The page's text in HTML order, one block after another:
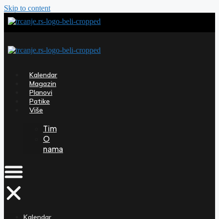
Skip to content
Kalendar
Magazin
Planovi
Patike
Više
Tim
O
nama
Kalendar